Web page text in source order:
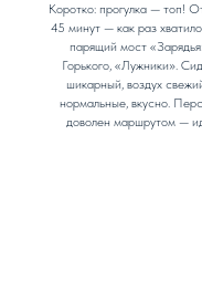
Коротко: прогулка — топ!
45 минут — как раз
парящий мост
Горького, «Лужники».
шикарный, воздух
нормальные, вкусно.
доволен маршрутом —